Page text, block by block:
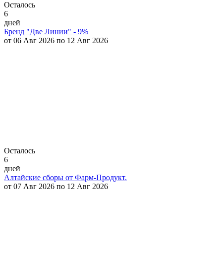
Осталось
6
дней
Бренд "Две Линии" - 9%
от 06 Авг 2026 по 12 Авг 2026
Осталось
6
дней
Алтайские сборы от Фарм-Продукт.
от 07 Авг 2026 по 12 Авг 2026